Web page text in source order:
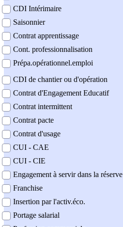
CDI Intérimaire
Saisonnier
Contrat apprentissage
Cont. professionnalisation
Prépa.opérationnel.emploi
CDI de chantier ou d'opération
Contrat d'Engagement Educatif
Contrat intermittent
Contrat pacte
Contrat d'usage
CUI - CAE
CUI - CIE
Engagement à servir dans la réserve
Franchise
Insertion par l'activ.éco.
Portage salarial